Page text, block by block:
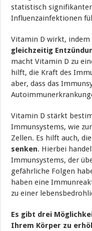
statistisch
Influenzainfektionen
Vitamin D wirkt, indem
gleichzeitig
macht Vitamin D zu
hilft, die Kraft des
aber, dass das
Vitamin D stärkt
Immunsystems, wie
Zellen. Es hilft auch, die
senken. Hierbei
Immunsystems, der
gefährliche Folgen
haben eine
zu einer
Es gibt drei
Ihrem Körper zu